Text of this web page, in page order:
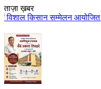
ताज़ा ख़बर
लगभग 87.21 करोड़